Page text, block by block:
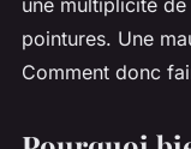
une multiplicité
pointures. Une
Comment donc